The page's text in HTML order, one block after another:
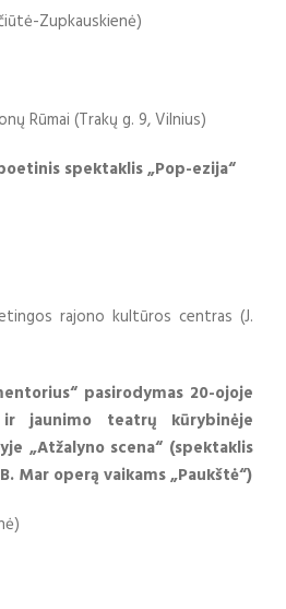
Zupkauskienė)
Rūmai (Trakų g. 9, Vilnius)
spektaklis „Pop-ezija“
rajono kultūros centras (J.
pasirodymas 20-ojoje
jaunimo teatrų kūrybinėje
„Atžalyno scena“ (spektaklis
Mar operą vaikams „Paukštė“)